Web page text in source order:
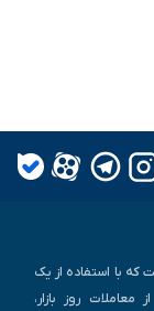
که با استفاده از یک
روز بازار،